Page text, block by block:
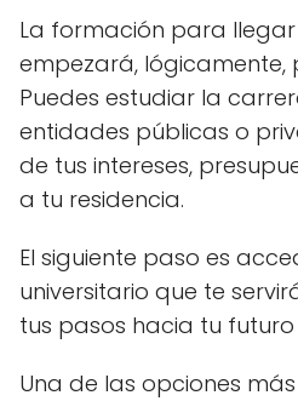
La formación para
empezará, lógicamente,
Puedes estudiar la
entidades públicas o
de tus intereses,
a tu residencia.
El siguiente paso es
universitario que te
tus pasos hacia tu
Una de las opciones